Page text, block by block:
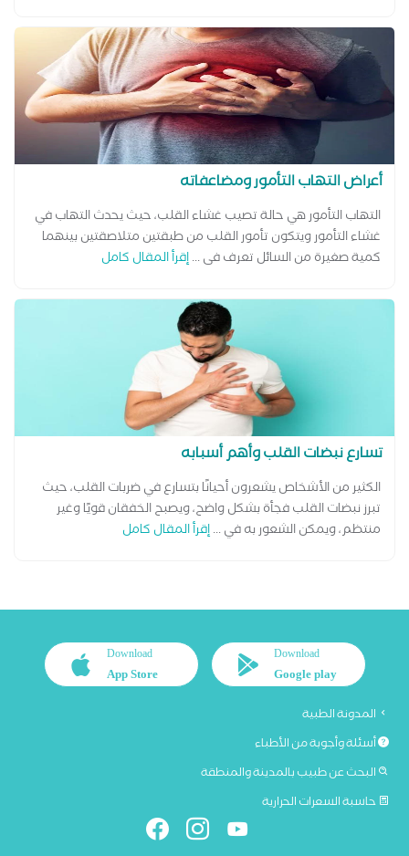
أعراض التهاب التأمور ومضاعفاته
التهاب التأمور هي حالة تصيب غشاء القلب، حيث يحدث التهاب في
غشاء التأمور ويتكون تأمور القلب من طبقتين متلاصقتين بينهما
كمية صغيرة من السائل تعرف فى ...إقرأ المقال كامل
تسارع نبضات القلب وأهم أسبابه
الكثير من الأشخاص يشعرون أحيانًا بتسارع في ضربات القلب، حيث
تبرز نبضات القلب فجأة بشكل واضح، ويصبح الخفقان قويًا وغير
منتظم، ويمكن الشعور به في ...إقرأ المقال كامل
Download
Google play
Download
App Store
المدونة الطبية
أسئلة وأجوبة من الأطباء
البحث عن طبيب بالمدينة والمنطقة
حاسبة السعرات الحرارية